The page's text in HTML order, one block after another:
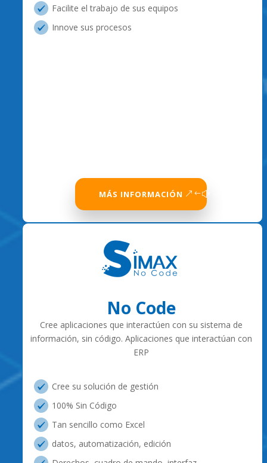
Facilite el trabajo de sus equipos
Innove sus procesos
MÁS INFORMACIÓN
No Code
Cree aplicaciones que interactúen con su sistema de
información, sin código. Aplicaciones que interactúan con
ERP
Cree su solución de gestión
100% Sin Código
Tan sencillo como Excel
datos, automatización, edición